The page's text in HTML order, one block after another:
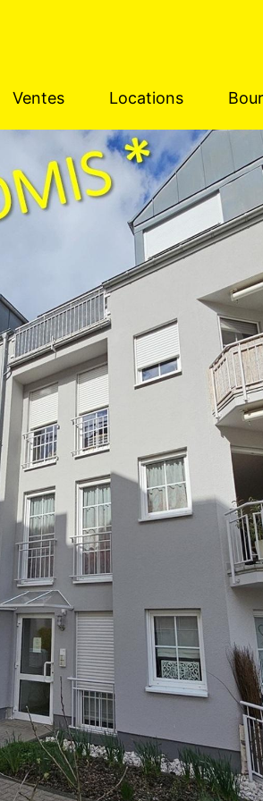
Ventes Locations